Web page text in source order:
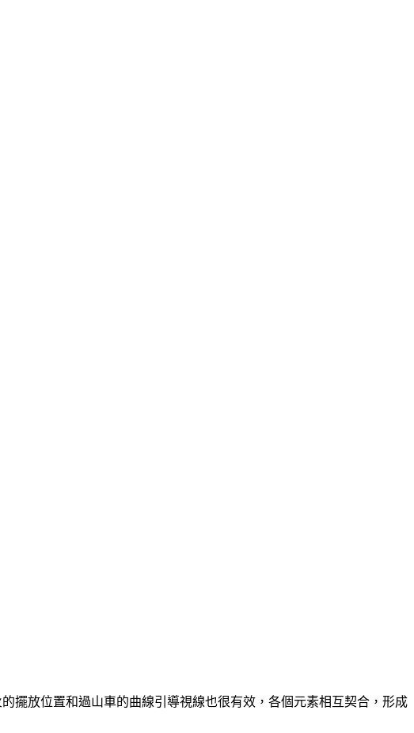
擺放位置和過山車的曲線引導視線也很有效，各個元素相互契合，形成